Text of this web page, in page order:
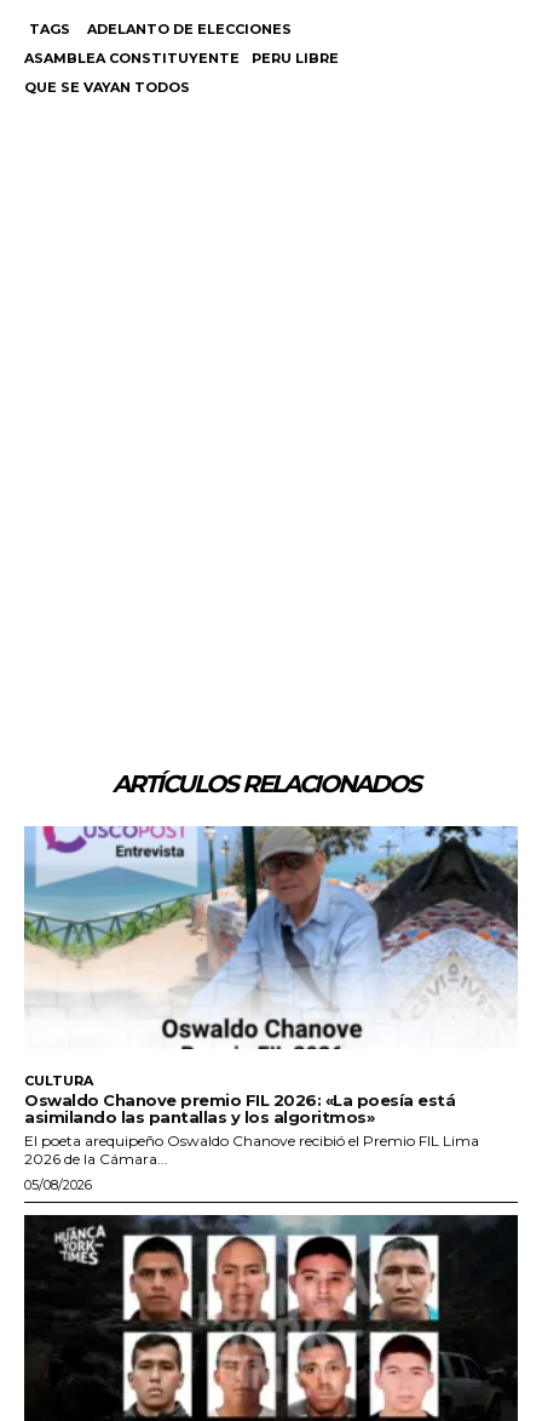
TAGS
ADELANTO DE ELECCIONES
ASAMBLEA CONSTITUYENTE
PERU LIBRE
QUE SE VAYAN TODOS
ARTÍCULOS RELACIONADOS
CULTURA
Oswaldo Chanove premio FIL 2026: «La poesía está
asimilando las pantallas y los algoritmos»
El poeta arequipeño Oswaldo Chanove recibió el Premio FIL Lima
2026 de la Cámara...
05/08/2026